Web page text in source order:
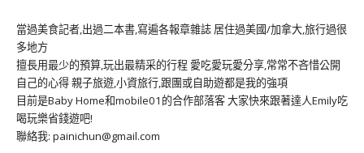
當過美食記者,出過二本書,寫遍各報章雜誌 居住過美國/加拿大,旅行過很
多地方
擅長用最少的預算,玩出最精采的行程 愛吃愛玩愛分享,常常不吝惜公開
自己的心得 親子旅遊,小資旅行,跟團或自助遊都是我的強項
目前是Baby Home和mobile01的合作部落客 大家快來跟著達人Emily吃
喝玩樂省錢遊吧!
聯絡我: painichun@gmail.com